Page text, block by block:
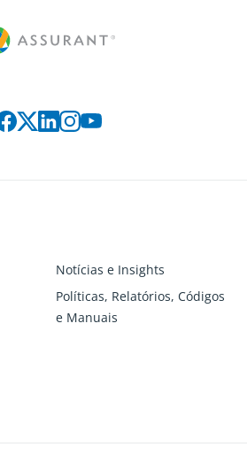
Notícias e Insights
Políticas, Relatórios, Códigos
e Manuais